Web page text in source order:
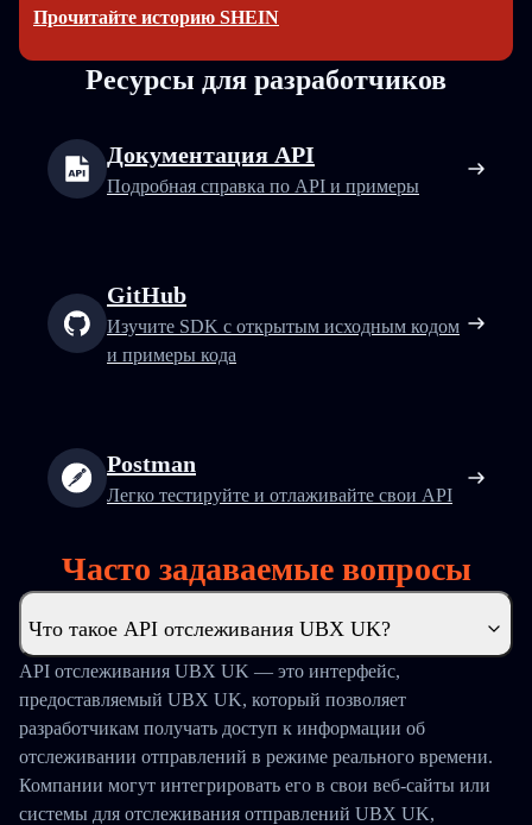
Прочитайте историю SHEIN
Ресурсы для разработчиков
Документация API
Подробная справка по API и примеры
GitHub
Изучите SDK с открытым исходным кодом
и примеры кода
Postman
Легко тестируйте и отлаживайте свои API
Часто задаваемые вопросы
Что такое API отслеживания UBX UK?
API отслеживания UBX UK — это интерфейс,
предоставляемый UBX UK, который позволяет
разработчикам получать доступ к информации об
отслеживании отправлений в режиме реального времени.
Компании могут интегрировать его в свои веб-сайты или
системы для отслеживания отправлений UBX UK,